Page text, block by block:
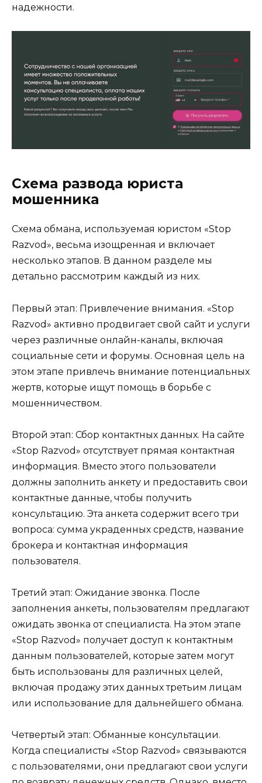
надежности.
Схема развода юриста
мошенника
Схема обмана, используемая юристом «Stop
Razvod», весьма изощренная и включает
несколько этапов. В данном разделе мы
детально рассмотрим каждый из них.
Первый этап: Привлечение внимания. «Stop
Razvod» активно продвигает свой сайт и услуги
через различные онлайн-каналы, включая
социальные сети и форумы. Основная цель на
этом этапе привлечь внимание потенциальных
жертв, которые ищут помощь в борьбе с
мошенничеством.
Второй этап: Сбор контактных данных. На сайте
«Stop Razvod» отсутствует прямая контактная
информация. Вместо этого пользователи
должны заполнить анкету и предоставить свои
контактные данные, чтобы получить
консультацию. Эта анкета содержит всего три
вопроса: сумма украденных средств, название
брокера и контактная информация
пользователя.
Третий этап: Ожидание звонка. После
заполнения анкеты, пользователям предлагают
ожидать звонка от специалиста. На этом этапе
«Stop Razvod» получает доступ к контактным
данным пользователей, которые затем могут
быть использованы для различных целей,
включая продажу этих данных третьим лицам
или использование для дальнейшего обмана.
Четвертый этап: Обманные консультации.
Когда специалисты «Stop Razvod» связываются
с пользователями, они предлагают свои услуги